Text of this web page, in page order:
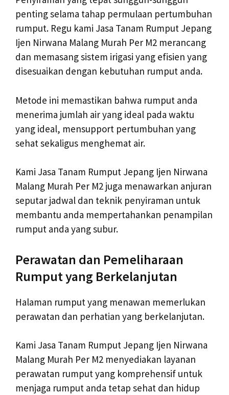
penting selama tahap permulaan pertumbuhan
rumput. Regu kami Jasa Tanam Rumput Jepang
Ijen Nirwana Malang Murah Per M2 merancang
dan memasang sistem irigasi yang efisien yang
disesuaikan dengan kebutuhan rumput anda.
Metode ini memastikan bahwa rumput anda
menerima jumlah air yang ideal pada waktu
yang ideal, mensupport pertumbuhan yang
sehat sekaligus menghemat air.
Kami Jasa Tanam Rumput Jepang Ijen Nirwana
Malang Murah Per M2 juga menawarkan anjuran
seputar jadwal dan teknik penyiraman untuk
membantu anda mempertahankan penampilan
rumput anda yang subur.
Perawatan dan Pemeliharaan
Rumput yang Berkelanjutan
Halaman rumput yang menawan memerlukan
perawatan dan perhatian yang berkelanjutan.
Kami Jasa Tanam Rumput Jepang Ijen Nirwana
Malang Murah Per M2 menyediakan layanan
perawatan rumput yang komprehensif untuk
menjaga rumput anda tetap sehat dan hidup